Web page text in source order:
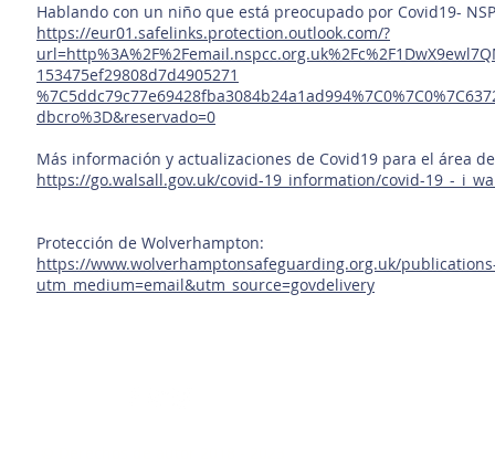
Hablando con un niño que está preocupado por Covid19-
https://eur01.safelinks.protection.outlook.com/?
153475ef29808d7d4905271
dbcro%3D&reservado=0
Más información y actualizaciones de Covid19 para el área
https://go.walsall.gov.uk/covid-19_information/covid-19_-
Protección de Wolverhampton:
https://www.wolverhamptonsafeguarding.org.uk/
utm_medium=email&utm_source=govdelivery